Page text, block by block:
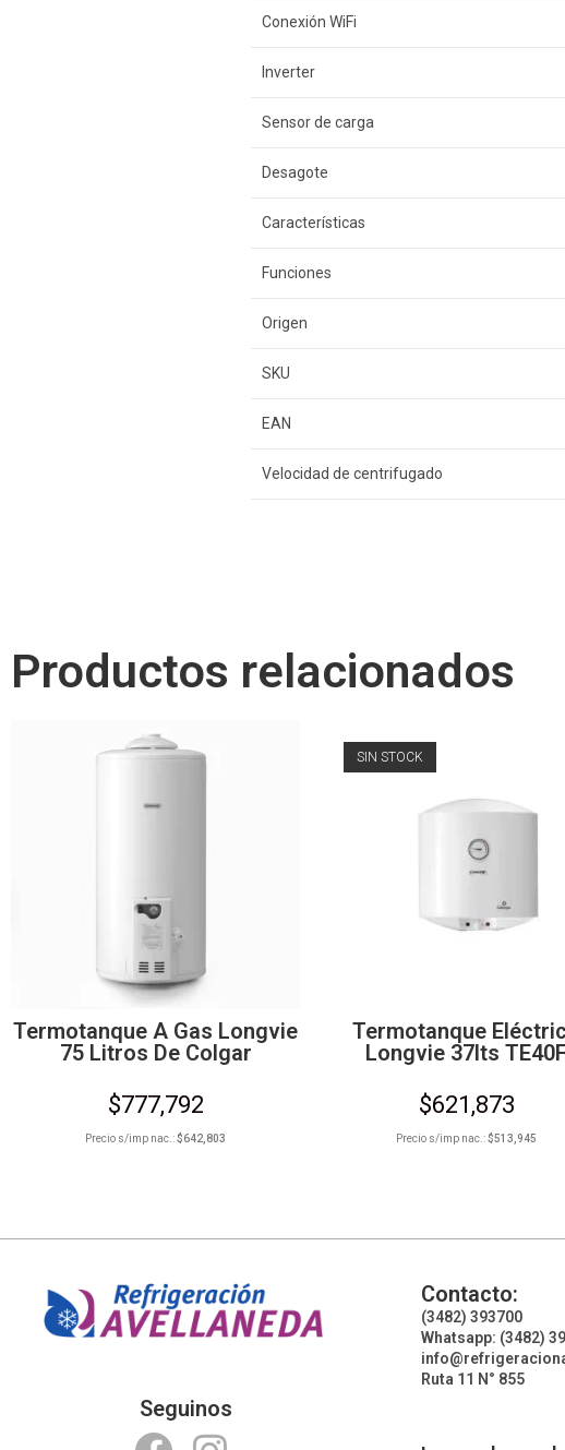
Conexión WiFi
Inverter
Sensor de carga
Desagote
Características
Funciones
Origen
SKU
EAN
Velocidad de centrifugado
Productos relacionados
Termotanque A Gas Longvie
75 Litros De Colgar
$777,792
Precio s/imp nac.:$642,803
SIN STOCK
Termotanque
Longvie 37lts TE40F
$621,873
Precio s/imp nac.:$513,945
Seguinos
Contacto:
(3482) 393700
Whatsapp: (3482)
Ruta 11 N° 855